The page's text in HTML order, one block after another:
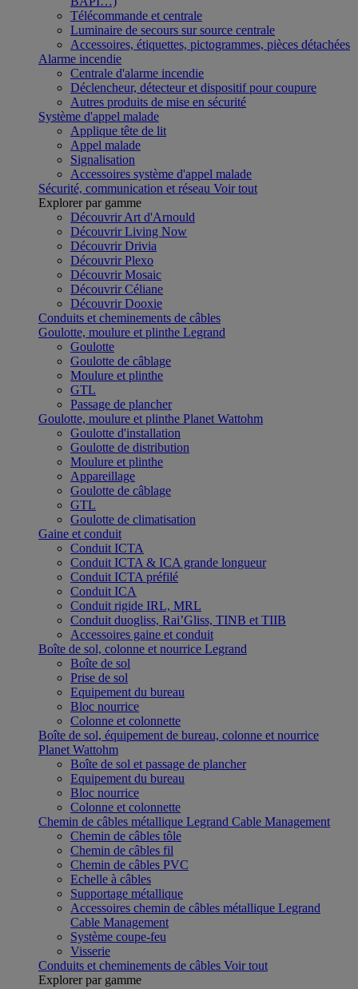
Télécommande et centrale
Luminaire de secours sur source centrale
Accessoires, étiquettes, pictogrammes, pièces détachées
Alarme incendie
Centrale d'alarme incendie
Déclencheur, détecteur et dispositif pour coupure
Autres produits de mise en sécurité
Système d'appel malade
Applique tête de lit
Appel malade
Signalisation
Accessoires système d'appel malade
Sécurité, communication et réseau Voir tout
Explorer par gamme
Découvrir Art d'Arnould
Découvrir Living Now
Découvrir Drivia
Découvrir Plexo
Découvrir Mosaic
Découvrir Céliane
Découvrir Dooxie
Conduits et cheminements de câbles
Goulotte, moulure et plinthe Legrand
Goulotte
Goulotte de câblage
Moulure et plinthe
GTL
Passage de plancher
Goulotte, moulure et plinthe Planet Wattohm
Goulotte d'installation
Goulotte de distribution
Moulure et plinthe
Appareillage
Goulotte de câblage
GTL
Goulotte de climatisation
Gaine et conduit
Conduit ICTA
Conduit ICTA & ICA grande longueur
Conduit ICTA préfilé
Conduit ICA
Conduit rigide IRL, MRL
Conduit duogliss, Rai’Gliss, TINB et TIIB
Accessoires gaine et conduit
Boîte de sol, colonne et nourrice Legrand
Boîte de sol
Prise de sol
Equipement du bureau
Bloc nourrice
Colonne et colonnette
Boîte de sol, équipement de bureau, colonne et nourrice
Planet Wattohm
Boîte de sol et passage de plancher
Equipement du bureau
Bloc nourrice
Colonne et colonnette
Chemin de câbles métallique Legrand Cable Management
Chemin de câbles tôle
Chemin de câbles fil
Chemin de câbles PVC
Echelle à câbles
Supportage métallique
Accessoires chemin de câbles métallique Legrand
Cable Management
Système coupe-feu
Visserie
Conduits et cheminements de câbles Voir tout
Explorer par gamme